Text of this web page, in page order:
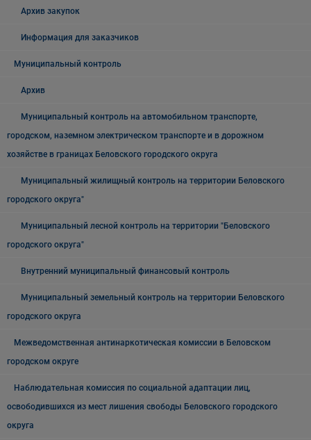
Архив закупок
Информация для заказчиков
Муниципальный контроль
Архив
Муниципальный контроль на автомобильном транспорте,
городском, наземном электрическом транспорте и в дорожном
хозяйстве в границах Беловского городского округа
Муниципальный жилищный контроль на территории Беловского
городского округа"
Муниципальный лесной контроль на территории "Беловского
городского округа"
Внутренний муниципальный финансовый контроль
Муниципальный земельный контроль на территории Беловского
городского округа
Межведомственная антинаркотическая комиссии в Беловском
городском округе
Наблюдательная комиссия по социальной адаптации лиц,
освободившихся из мест лишения свободы Беловского городского
округа